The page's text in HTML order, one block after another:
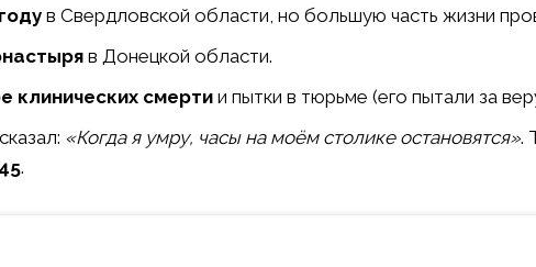
в Свердловской области, но большую часть жизни
в Донецкой области.
клинических смерти и пытки в тюрьме (его пытали за
«Когда я умру, часы на моём столике остановятся».
.